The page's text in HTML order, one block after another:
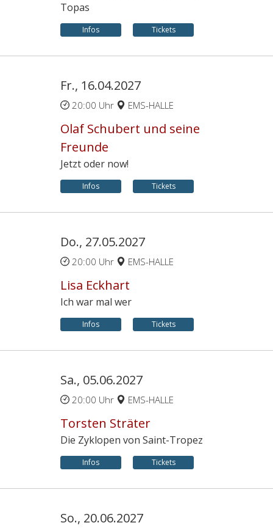
Topas
Infos Tickets
Fr., 16.04.2027
20:00 Uhr EMS-HALLE
Olaf Schubert und seine
Freunde
Jetzt oder now!
Infos Tickets
Do., 27.05.2027
20:00 Uhr EMS-HALLE
Lisa Eckhart
Ich war mal wer
Infos Tickets
Sa., 05.06.2027
20:00 Uhr EMS-HALLE
Torsten Sträter
Die Zyklopen von Saint-Tropez
Infos Tickets
So., 20.06.2027